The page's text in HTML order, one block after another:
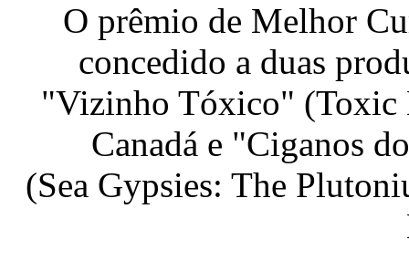
O prêmio de Melhor
concedido a duas
"Vizinho Tóxico" (Toxic
Canadá e "Ciganos
(Sea Gypsies: The